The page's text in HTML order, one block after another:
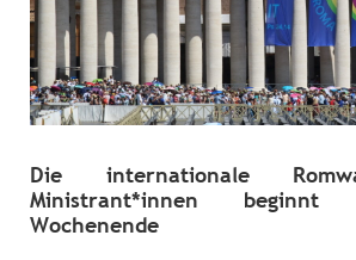
Die internationale
Ministrant*innen
Wochenende